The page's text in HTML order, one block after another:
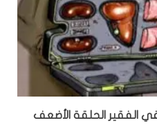
الفقير الحلقة الأضعف